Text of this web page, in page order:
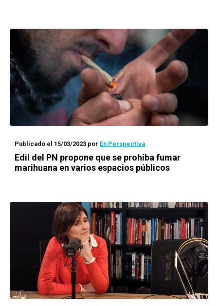
Publicado el 15/03/2023 por En Perspectiva
Edil del PN propone que se prohíba fumar
marihuana en varios espacios públicos